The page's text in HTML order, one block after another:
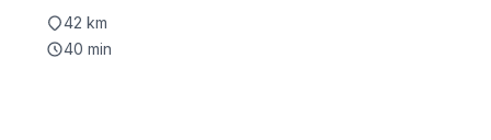
42 km
40 min